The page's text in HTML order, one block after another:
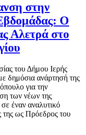
στην
Ο
Αλετρά στο
του Δήμου Ιερής
δημόσια ανάρτησή της
για την
των νέων της
έναν αναλυτικό
της ως Πρόεδρος του